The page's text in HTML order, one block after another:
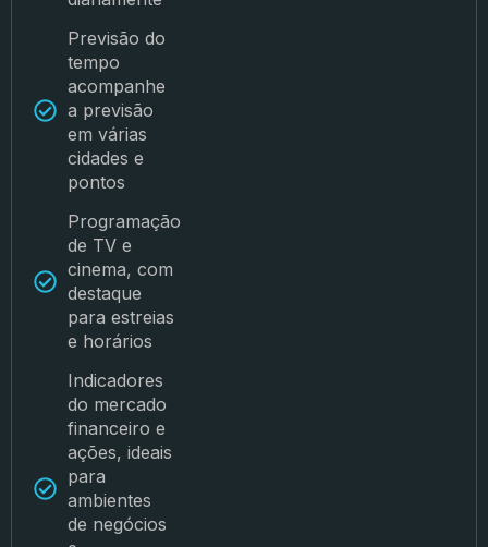
Previsão do
tempo
acompanhe
a previsão
em várias
cidades e
pontos
Programação
de TV e
cinema, com
destaque
para estreias
e horários
Indicadores
do mercado
financeiro e
ações, ideais
para
ambientes
de negócios